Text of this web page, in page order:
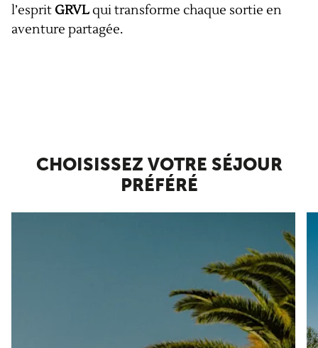
l’esprit GRVL qui transforme chaque sortie en
aventure partagée.
CHOISISSEZ VOTRE SÉJOUR
PRÉFÉRÉ